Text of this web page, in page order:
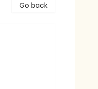
Go back